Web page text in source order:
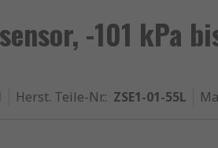
-101 kPa
Herst. Teile-Nr.: ZSE1-01-55L